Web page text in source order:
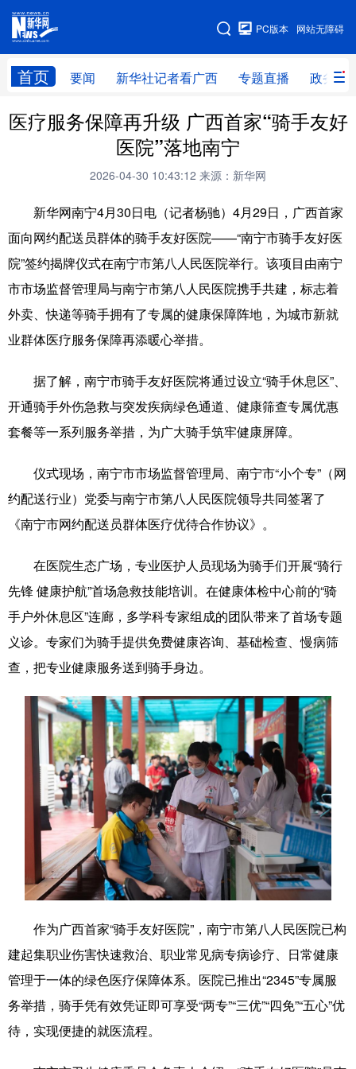
网站无障碍
PC版本
首页 要闻 新华社记者看广西 专题直播 政务信
网站地图
广西频道
新华社记者 专题直播
新华网导航
学习进行时 高层 时政 人事
国际 财经 网评 港澳
台湾 思客智库 全球连线
科技 科普 体育 文化
健康 军事 访谈 视频
食品 人居 信息化 乡村振兴
溯源中国 城市 旅游
悦读 公益 书画 一带一路
亚太网 上市公司 文化产业
地方频道
北京 天津 河北 山西
辽宁 吉林 上海 江苏
浙江 安徽 福建 江西
山东 河南 湖北 湖南
广东 广西 海南 重庆
四川 贵州 云南 西藏
新疆 内蒙古 黑龙江
多语种频道
English Español
医疗服务保障再升级 广西首家“骑手友好
医院”落地南宁
2026-04-30 10:43:12 来源：新华网
新华网南宁4月30日电（记者杨驰）4月29日，广西首家
面向网约配送员群体的骑手友好医院——“南宁市骑手友好医
院”签约揭牌仪式在南宁市第八人民医院举行。该项目由南宁
市市场监督管理局与南宁市第八人民医院携手共建，标志着
外卖、快递等骑手拥有了专属的健康保障阵地，为城市新就
业群体医疗服务保障再添暖心举措。
据了解，南宁市骑手友好医院将通过设立“骑手休息区”、
开通骑手外伤急救与突发疾病绿色通道、健康筛查专属优惠
套餐等一系列服务举措，为广大骑手筑牢健康屏障。
仪式现场，南宁市市场监督管理局、南宁市“小个专”（网
约配送行业）党委与南宁市第八人民医院领导共同签署了
《南宁市网约配送员群体医疗优待合作协议》。
在医院生态广场，专业医护人员现场为骑手们开展“骑行
先锋 健康护航”首场急救技能培训。在健康体检中心前的“骑
手户外休息区”连廊，多学科专家组成的团队带来了首场专题
义诊。专家们为骑手提供免费健康咨询、基础检查、慢病筛
查，把专业健康服务送到骑手身边。
作为广西首家“骑手友好医院”，南宁市第八人民医院已构
建起集职业伤害快速救治、职业常见病专病诊疗、日常健康
管理于一体的绿色医疗保障体系。医院已推出“2345”专属服
务举措，骑手凭有效凭证即可享受“两专”“三优”“四免”“五心”优
待，实现便捷的就医流程。